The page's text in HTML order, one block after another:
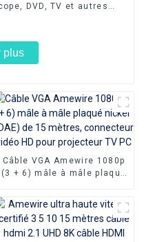
DVD, TV et autres
plus
Câble VGA Amewire 1080p
(3 + 6) mâle à mâle plaqué
connecteur vidéo HD pour
projecteur TV PC